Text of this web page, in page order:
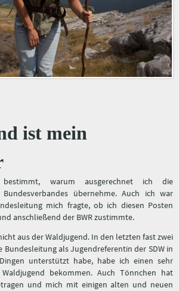
ist mein
warum ausgerechnet ich die
Bundesverbandes übernehme. Auch ich war
mich fragte, ob ich diesen Posten
anschließend der BWR zustimmte.
aus der Waldjugend. In den letzten fast zwei
Bundesleitung als Jugendreferentin der SDW in
unterstützt habe, habe ich einen sehr
bekommen. Auch Tönnchen hat
und mich mit einigen alten und neuen